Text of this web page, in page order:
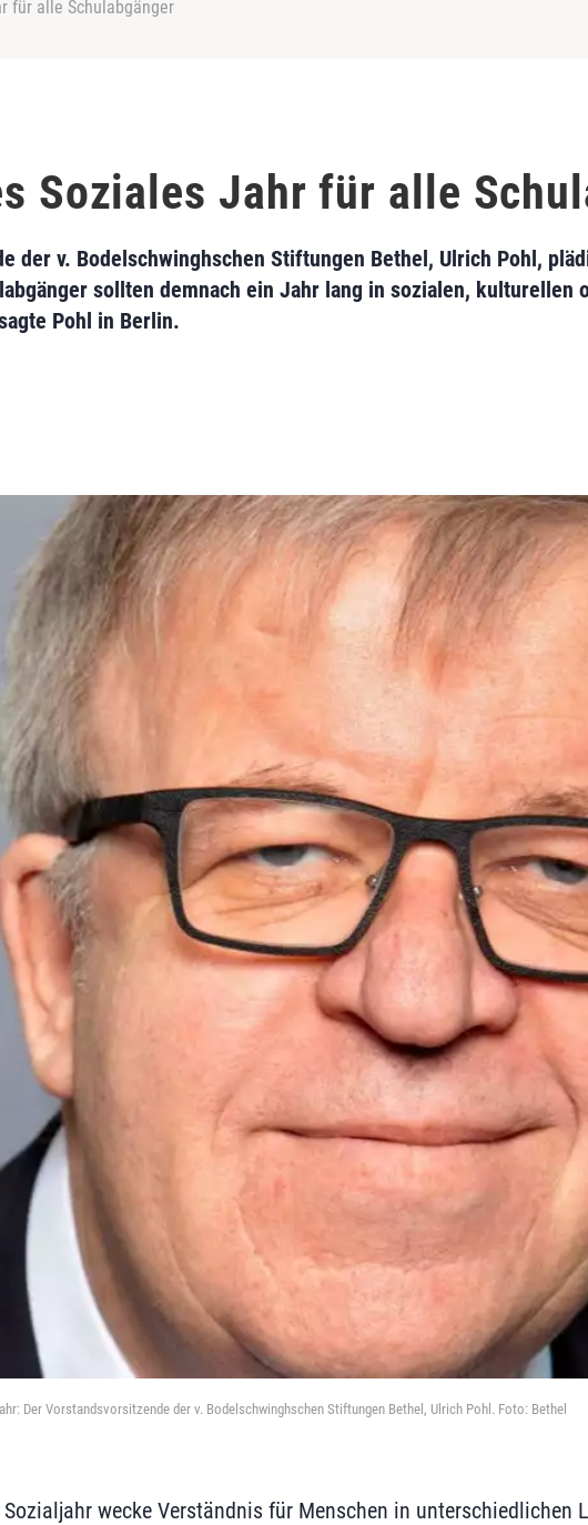
für alle Schulabgänger
Soziales Jahr für alle
der v. Bodelschwinghschen Stiftungen Bethel, Ulrich Pohl,
sollten demnach ein Jahr lang in sozialen, kulturellen
Pohl in Berlin.
Der Vorstandsvorsitzende der v. Bodelschwinghschen Stiftungen Bethel, Ulrich Pohl. Foto: Bethel
wecke Verständnis für Menschen in unterschiedlichen